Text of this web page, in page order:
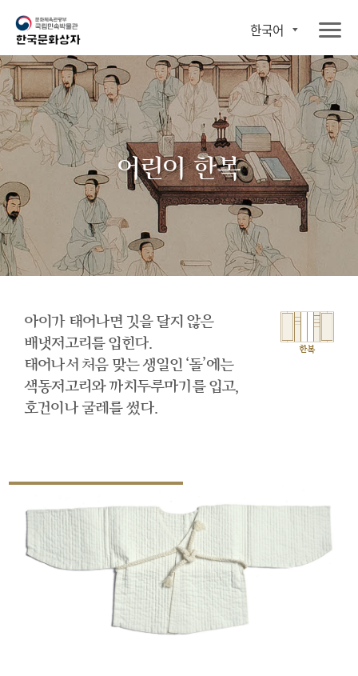
한국어
어린이 한복
아이가 태어나면 깃을 달지 않은
배냇저고리를 입힌다.
태어나서 처음 맞는 생일인 ‘돌’에는
색동저고리와 까치두루마기를 입고,
호건이나 굴레를 썼다.
한복